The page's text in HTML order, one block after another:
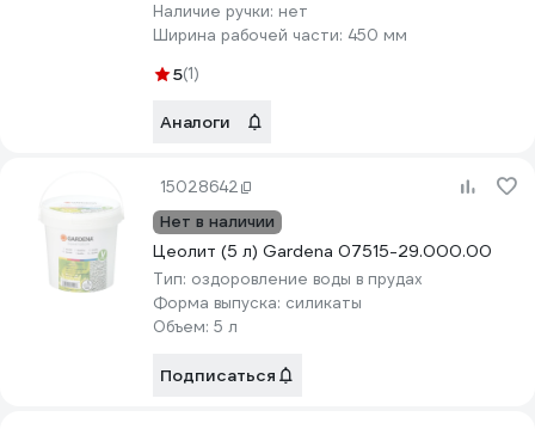
Наличие ручки: нет
Ширина рабочей части: 450 мм
5(1)
Аналоги
15028642
Нет в наличии
Цеолит (5 л) Gardena 07515-29.000.00
Тип: оздоровление воды в прудах
Форма выпуска: силикаты
Объем: 5 л
Подписаться